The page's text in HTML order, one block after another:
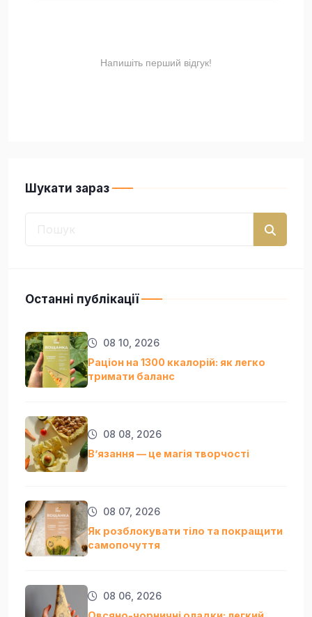
Шукати зараз
Останні публікації
08 10, 2026
Раціон на 1300 ккалорій: як легко
тримати баланс
08 08, 2026
Вʼязання — це магія творчості
08 07, 2026
Як розблокувати тіло та покращити
самопочуття
08 06, 2026